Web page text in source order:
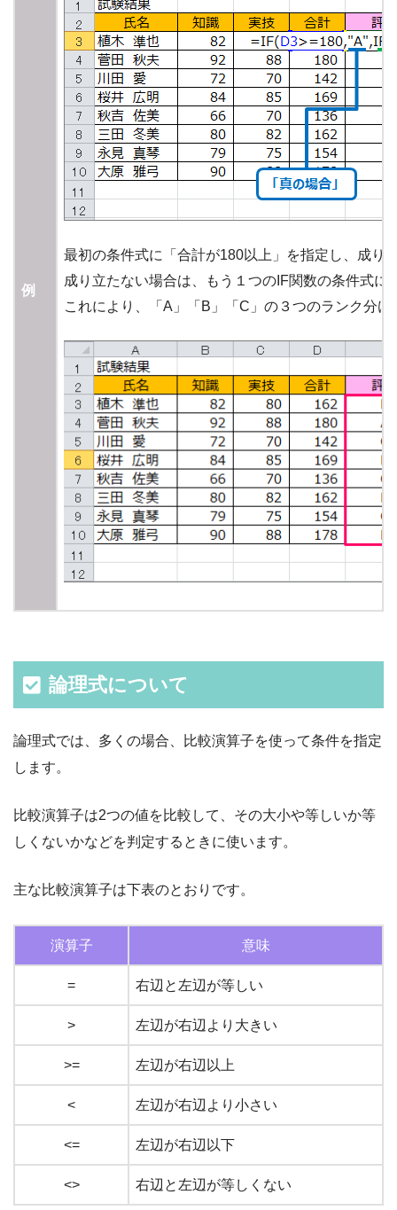
例
最初の条件式に「合計が180以上」を指定し、成り
成り立たない場合は、もう１つのIF関数の条件式
これにより、「A」「B」「C」の３つのランク分け
論理式について
論理式では、多くの場合、比較演算子を使って条件を指定
します。
比較演算子は2つの値を比較して、その大小や等しいか等
しくないかなどを判定するときに使います。
主な比較演算子は下表のとおりです。
演算子 意味
= 右辺と左辺が等しい
> 左辺が右辺より大きい
>= 左辺が右辺以上
< 左辺が右辺より小さい
<= 左辺が右辺以下
<> 右辺と左辺が等しくない